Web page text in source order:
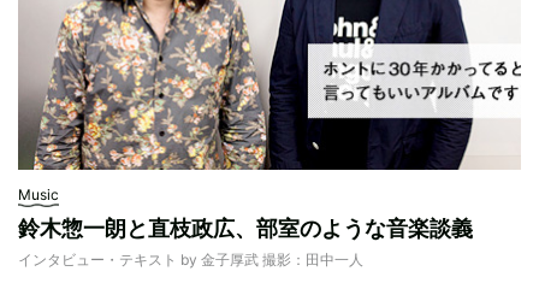
Music
鈴木惣一朗と直枝政広、部室のような音楽談義
インタビュー・テキスト by 金子厚武 撮影：田中一人